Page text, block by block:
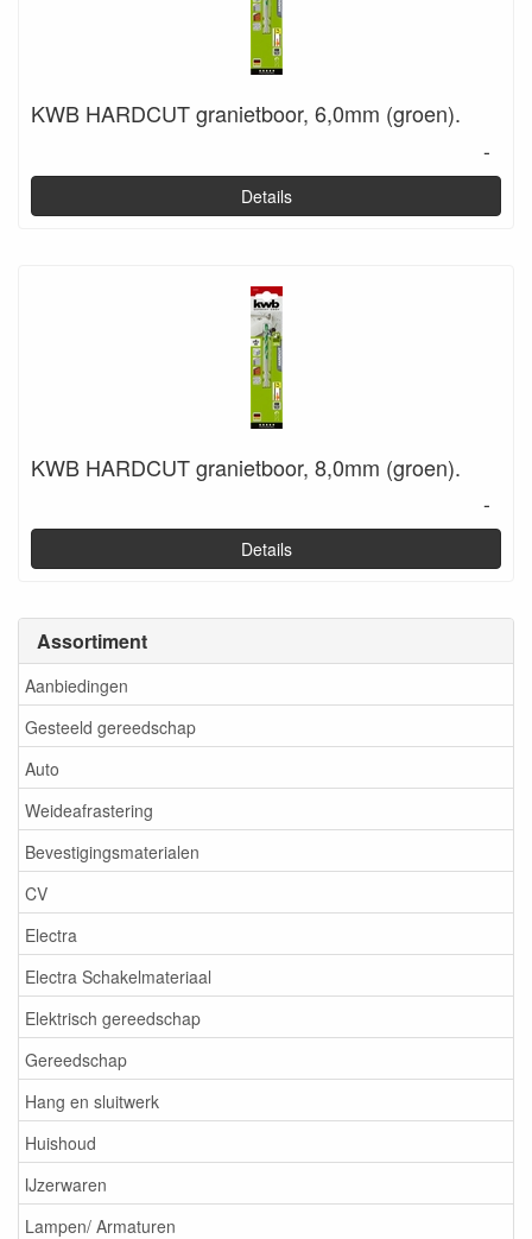
Assortiment
Aanbiedingen
Gesteeld gereedschap
Auto
Weideafrastering
Bevestigingsmaterialen
CV
Electra
Electra Schakelmateriaal
Elektrisch gereedschap
Gereedschap
Hang en sluitwerk
Huishoud
IJzerwaren
Lampen/ Armaturen
KWB HARDCUT granietboor, 6,0mm (groen).
-
Details
KWB HARDCUT granietboor, 8,0mm (groen).
-
Details